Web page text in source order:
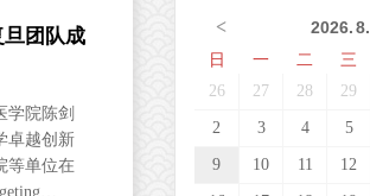
团队成
学院陈剑
卓越创新
等单位在
< 2026.8.
日
一 二 三
26 27 28 29
2 3 4 5
9 10 11 12